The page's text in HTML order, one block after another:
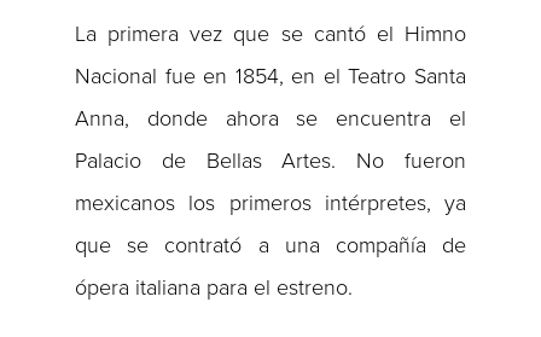
La primera vez que se cantó el Himno
Nacional fue en 1854, en el Teatro Santa
Anna, donde ahora se encuentra el
Palacio de Bellas Artes. No fueron
mexicanos los primeros intérpretes, ya
que se contrató a una compañía de
ópera italiana para el estreno.